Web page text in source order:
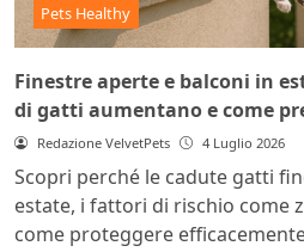
Pets Healthy
Finestre aperte e balconi in
di gatti aumentano e come
Redazione VelvetPets 4 Luglio 2026
Scopri perché le cadute gatti
estate, i fattori di rischio come
come proteggere